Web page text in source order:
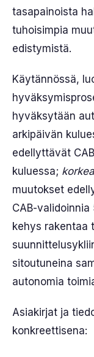
tasapainoista
tuhoisimpia
edistymistä.
Käytännössä,
hyväksytään
arkipäivän
edellyttävät
kuluessa;
muutokset
CAB-
kehys rakentaa
sitoutuneina
autonomia
Asiakirjat ja
konkreettisena: